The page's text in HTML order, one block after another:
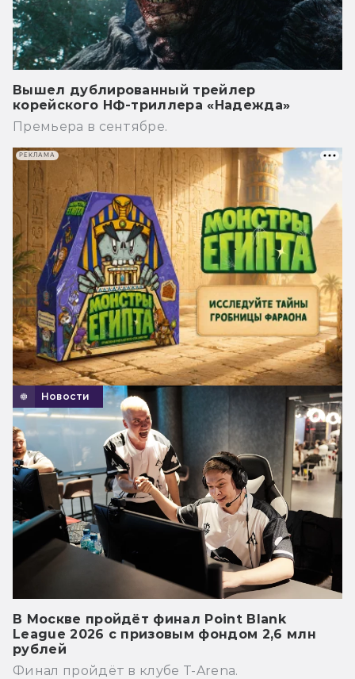
Вышел дублированный трейлер
корейского НФ-триллера «Надежда»
Премьера в сентябре.
Новости
В Москве пройдёт финал Point Blank
League 2026 с призовым фондом 2,6 млн
рублей
Финал пройдёт в клубе T-Arena.
РЕКЛАМА